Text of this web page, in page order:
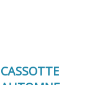
CASSOTTE